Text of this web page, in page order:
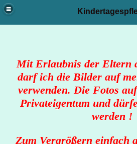
Mit Erlaubnis der Eltern
darf ich die Bilder auf
verwenden. Die Fotos
Privateigentum und
werden !
Zum Vergrößern einfach